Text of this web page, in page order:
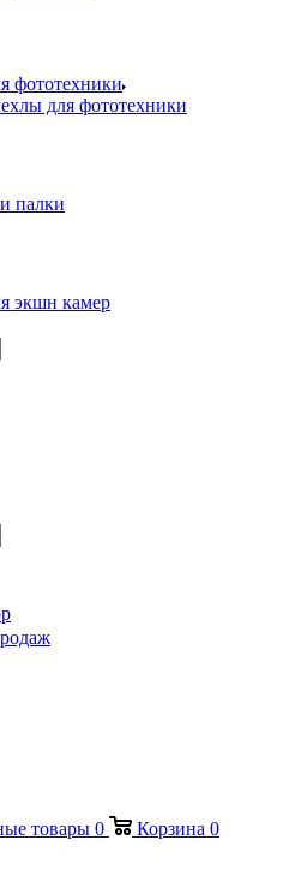
фототехники
для фототехники
палки
экшн камер
товары 0 Корзина 0